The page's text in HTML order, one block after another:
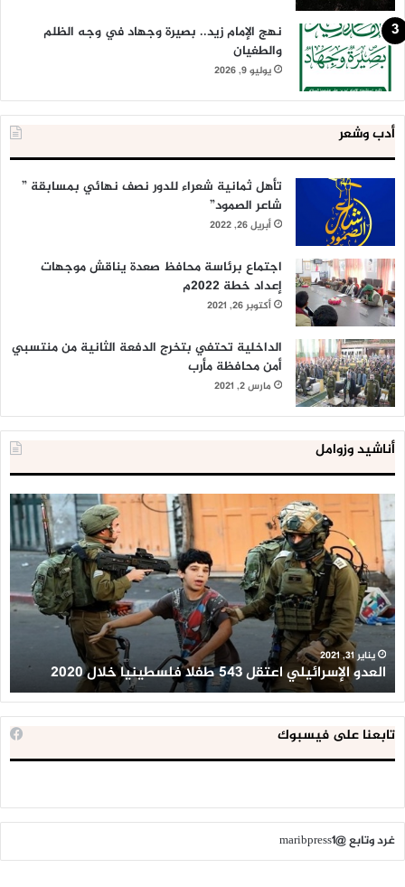
نهج الإمام زيد.. بصيرة وجهاد في وجه الظلم
والطغيان
يوليو 9, 2026
أدب وشعر
تأهل ثمانية شعراء للدور نصف نهائي بمسابقة ”
شاعر الصمود”
أبريل 26, 2022
اجتماع برئاسة محافظ صعدة يناقش موجهات
إعداد خطة 2022م
أكتوبر 26, 2021
الداخلية تحتفي بتخرج الدفعة الثانية من منتسبي
أمن محافظة مأرب
مارس 2, 2021
أناشيد وزوامل
العدو
الإسرائيلي
اعتقل
543
طفلا
فلسطينيا
خلال
2020
يناير 31, 2021
العدو الإسرائيلي اعتقل 543 طفلا فلسطينيا خلال 2020
تابعنا على فيسبوك
غرد وتابع @maribpress1